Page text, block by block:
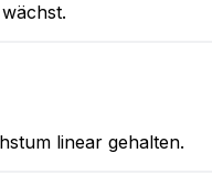
linear gehalten.